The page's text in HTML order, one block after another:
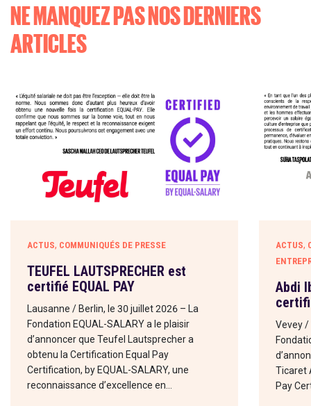
NE MANQUEZ PAS NOS DERNIERS
ARTICLES
ACTUS, COMMUNIQUÉS DE PRESSE
TEUFEL LAUTSPRECHER est
certifié EQUAL PAY
Lausanne / Berlin, le 30 juillet 2026 – La
Fondation EQUAL-SALARY a le plaisir
d’annoncer que Teufel Lautsprecher a
obtenu la Certification Equal Pay
Certification, by EQUAL-SALARY, une
reconnaissance d’excellence en…
ACTUS,
Abdi
Vevey /
Ticaret
Pay